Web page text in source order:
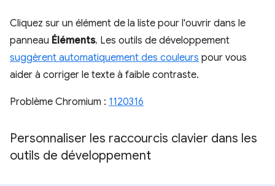
Cliquez sur un élément de la liste pour l'ouvrir dans le
panneau Éléments. Les outils de développement
suggèrent automatiquement des couleurs pour vous
aider à corriger le texte à faible contraste.
Problème Chromium : 1120316
Personnaliser les raccourcis clavier dans les
outils de développement